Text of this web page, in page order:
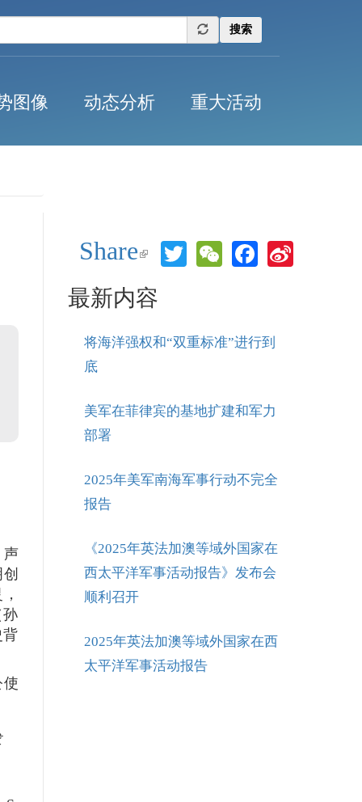
搜索
图像 动态分析 重大活动
Share
(link is
TwitterWeChatFacebook
Sina
声
孙
使
最新内容
将海洋强权和“双重标准”进行到
底
美军在菲律宾的基地扩建和军力
部署
2025年美军南海军事行动不完全
报告
《2025年英法加澳等域外国家在
西太平洋军事活动报告》发布会
顺利召开
2025年英法加澳等域外国家在西
太平洋军事活动报告